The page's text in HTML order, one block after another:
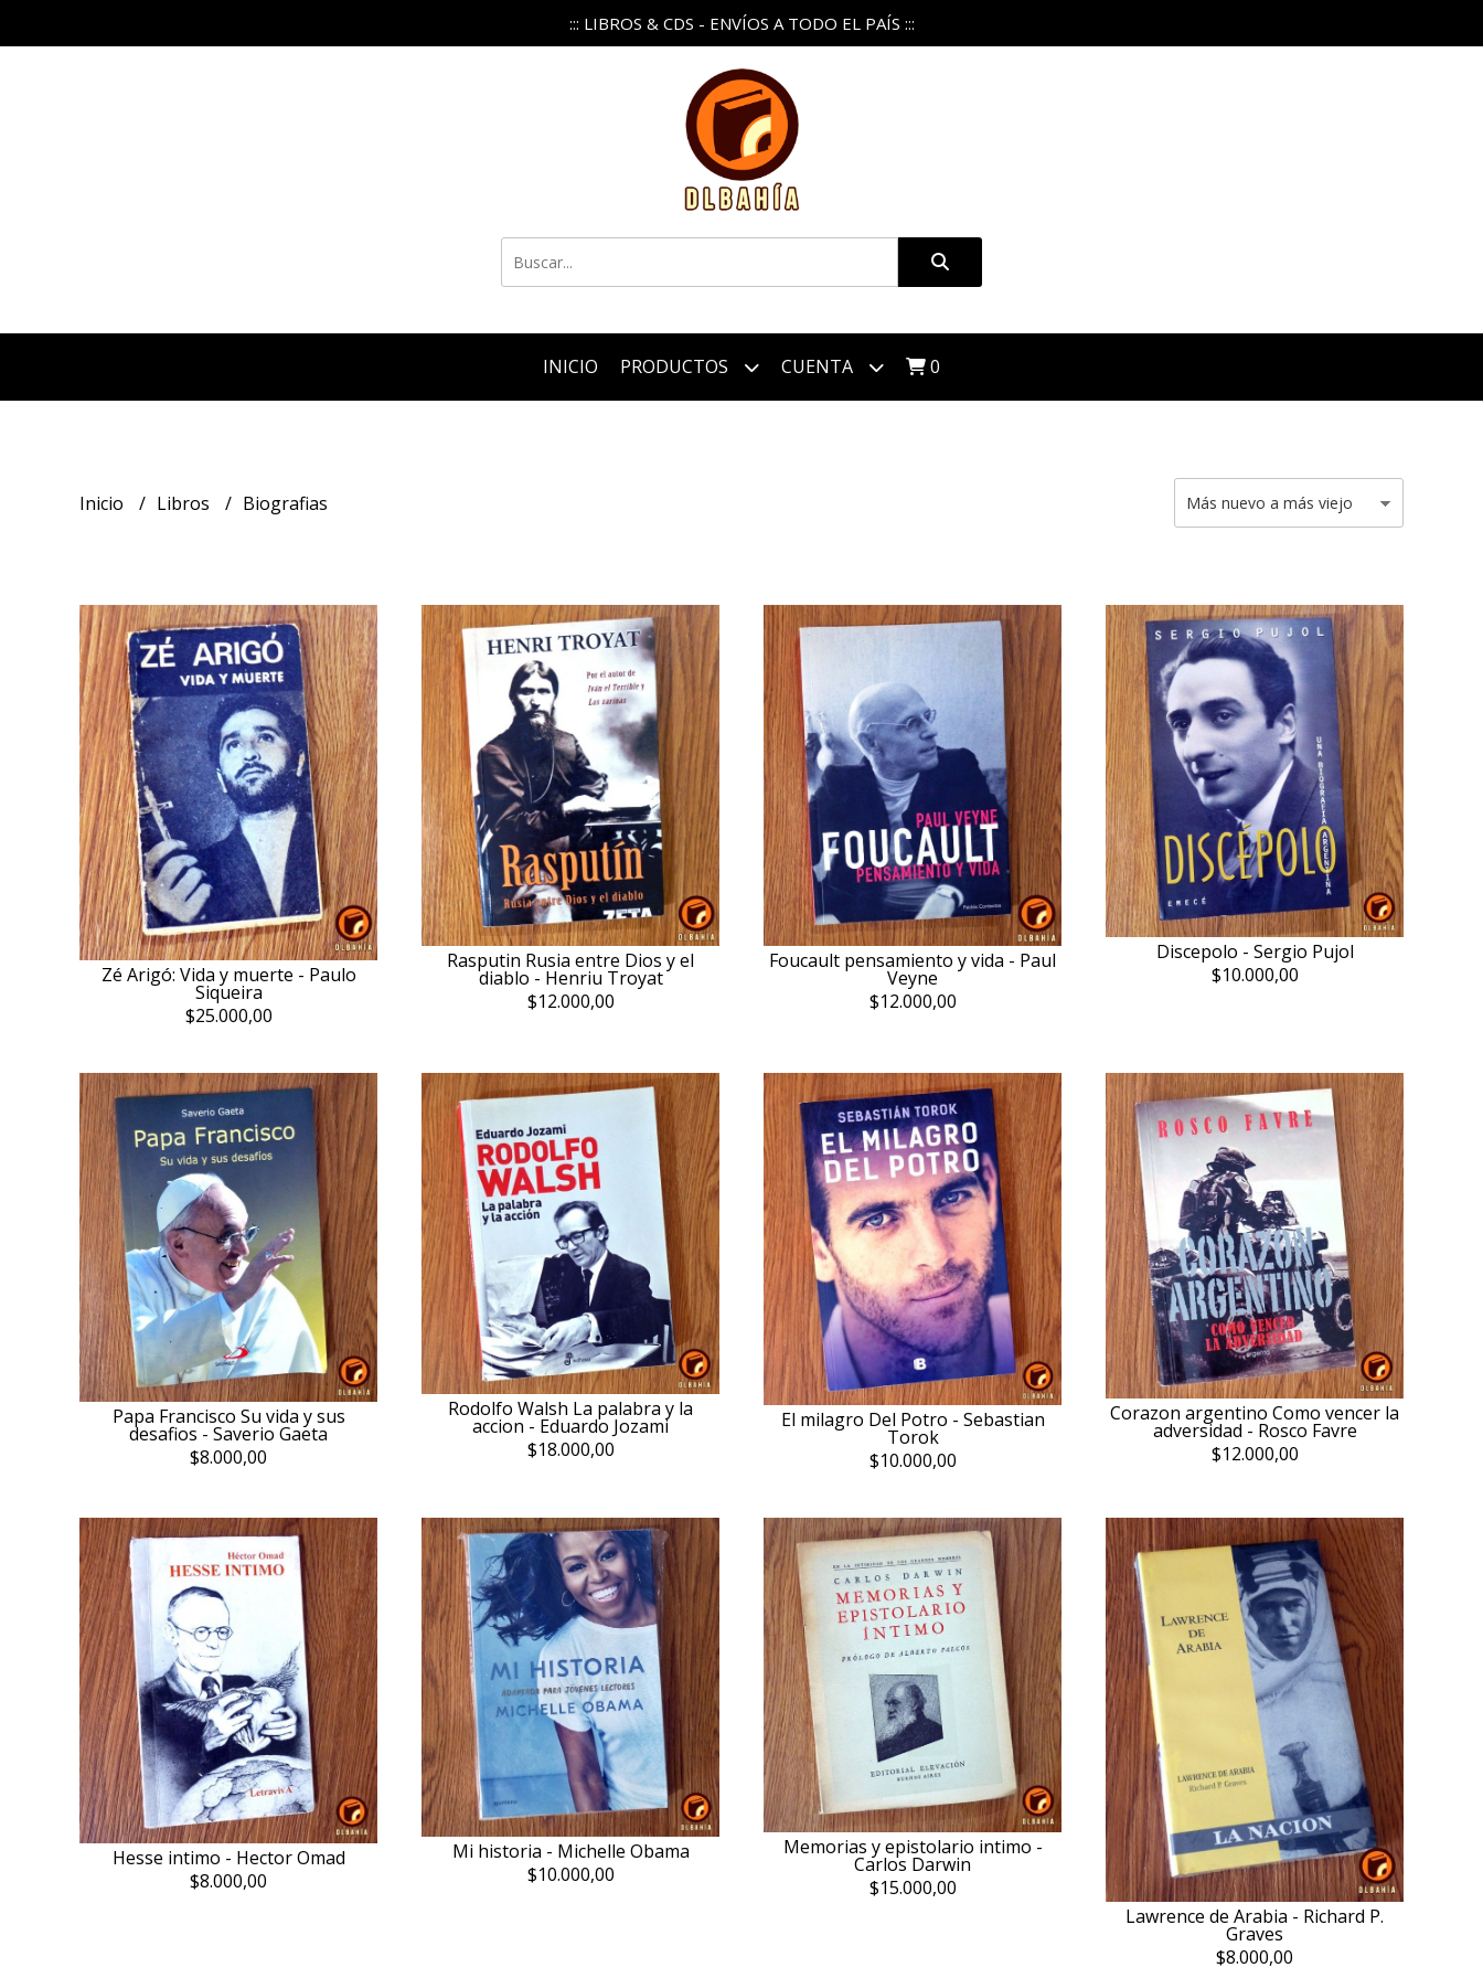
::: LIBROS & CDS - ENVÍOS A TODO EL PAÍS :::
INICIO PRODUCTOS CUENTA 0
Inicio Libros Biografias
Zé Arigó: Vida y muerte - Paulo
Siqueira
$25.000,00
Rasputin Rusia entre Dios y el
diablo - Henriu Troyat
$12.000,00
Foucault pensamiento y vida - Paul
Veyne
$12.000,00
Discepolo - Sergio Pujol
$10.000,00
Papa Francisco Su vida y sus
desafios - Saverio Gaeta
$8.000,00
Rodolfo Walsh La palabra y la
accion - Eduardo Jozami
$18.000,00
El milagro Del Potro - Sebastian
Torok
$10.000,00
Corazon argentino Como vencer la
adversidad - Rosco Favre
$12.000,00
Hesse intimo - Hector Omad
$8.000,00
Mi historia - Michelle Obama
$10.000,00
Memorias y epistolario intimo -
Carlos Darwin
$15.000,00
Lawrence de Arabia - Richard P.
Graves
$8.000,00